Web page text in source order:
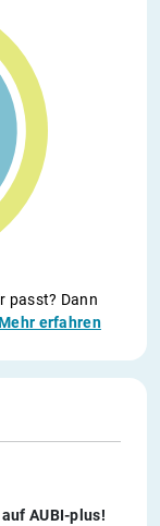
passt? Dann
erfahren
AUBI-plus!